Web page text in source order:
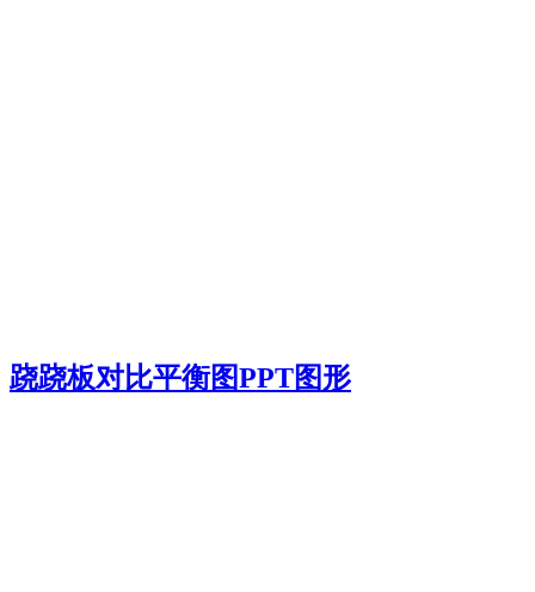
跷跷板对比平衡图PPT图形